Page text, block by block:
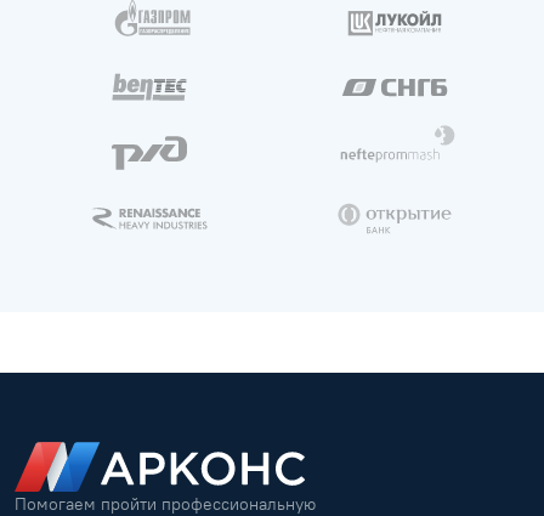
Помогаем пройти профессиональную